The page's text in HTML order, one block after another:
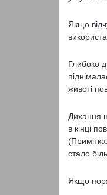
Якщо
Глибоко
животі
Дихання
в кінці
стало
Якщо